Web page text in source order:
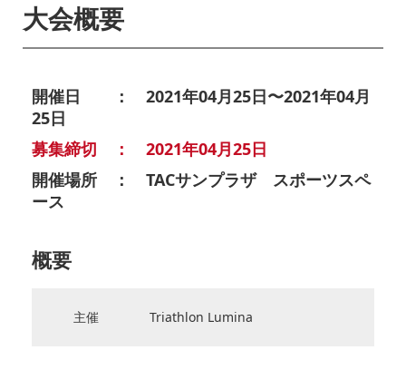
大会概要
開催日 ： 2021年04月25日〜2021年04月
25日
募集締切 ： 2021年04月25日
開催場所 ： TACサンプラザ スポーツスペ
ース
概要
主催 Triathlon Lumina